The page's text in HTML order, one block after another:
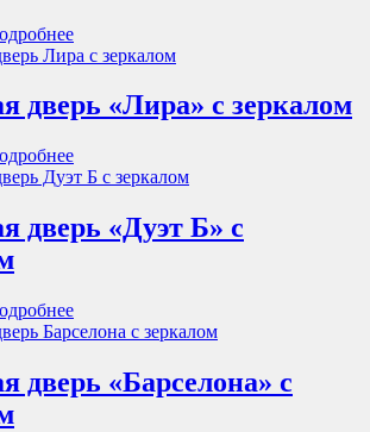
дверь «Лира» с зеркалом
дверь «Дуэт Б» с
дверь «Барселона» с